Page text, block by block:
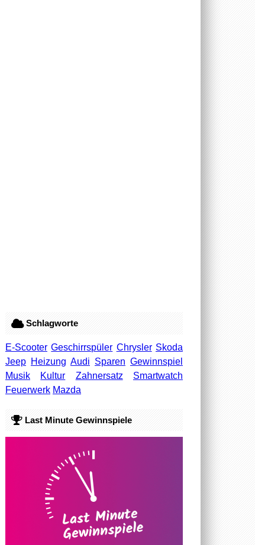
Schlagworte
E-Scooter Geschirrspüler Chrysler Skoda
Jeep Heizung Audi Sparen Gewinnspiel
Musik
Kultur Zahnersatz
Smartwatch
Feuerwerk Mazda
Last Minute Gewinnspiele